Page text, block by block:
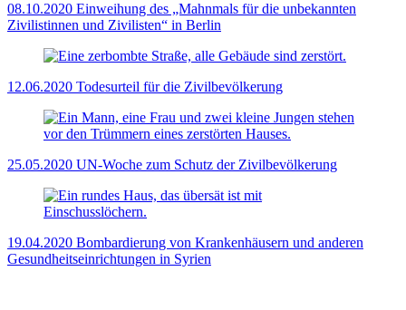
08.10.2020 Einweihung des „Mahnmals für die unbekannten
Zivilistinnen und Zivilisten“ in Berlin
12.06.2020 Todesurteil für die Zivilbevölkerung
25.05.2020 UN-Woche zum Schutz der Zivilbevölkerung
19.04.2020 Bombardierung von Krankenhäusern und anderen
Gesundheitseinrichtungen in Syrien